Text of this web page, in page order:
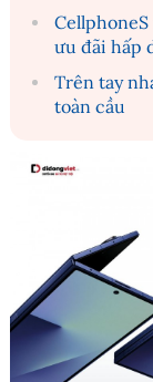
ưu đãi hấp
Trên tay
toàn cầu